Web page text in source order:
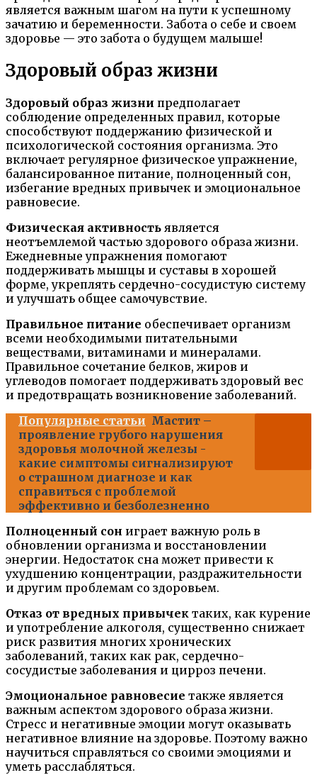
является важным шагом на пути к успешному
зачатию и беременности. Забота о себе и своем
здоровье — это забота о будущем малыше!
Здоровый образ жизни
Здоровый образ жизни предполагает
соблюдение определенных правил, которые
способствуют поддержанию физической и
психологической состояния организма. Это
включает регулярное физическое упражнение,
балансированное питание, полноценный сон,
избегание вредных привычек и эмоциональное
равновесие.
Физическая активность является
неотъемлемой частью здорового образа жизни.
Ежедневные упражнения помогают
поддерживать мышцы и суставы в хорошей
форме, укреплять сердечно-сосудистую систему
и улучшать общее самочувствие.
Правильное питание обеспечивает организм
всеми необходимыми питательными
веществами, витаминами и минералами.
Правильное сочетание белков, жиров и
углеводов помогает поддерживать здоровый вес
и предотвращать возникновение заболеваний.
Популярные статьи Мастит –
проявление грубого нарушения
здоровья молочной железы -
какие симптомы сигнализируют
о страшном диагнозе и как
справиться с проблемой
эффективно и безболезненно
Полноценный сон играет важную роль в
обновлении организма и восстановлении
энергии. Недостаток сна может привести к
ухудшению концентрации, раздражительности
и другим проблемам со здоровьем.
Отказ от вредных привычек таких, как курение
и употребление алкоголя, существенно снижает
риск развития многих хронических
заболеваний, таких как рак, сердечно-
сосудистые заболевания и цирроз печени.
Эмоциональное равновесие также является
важным аспектом здорового образа жизни.
Стресс и негативные эмоции могут оказывать
негативное влияние на здоровье. Поэтому важно
научиться справляться со своими эмоциями и
уметь расслабляться.